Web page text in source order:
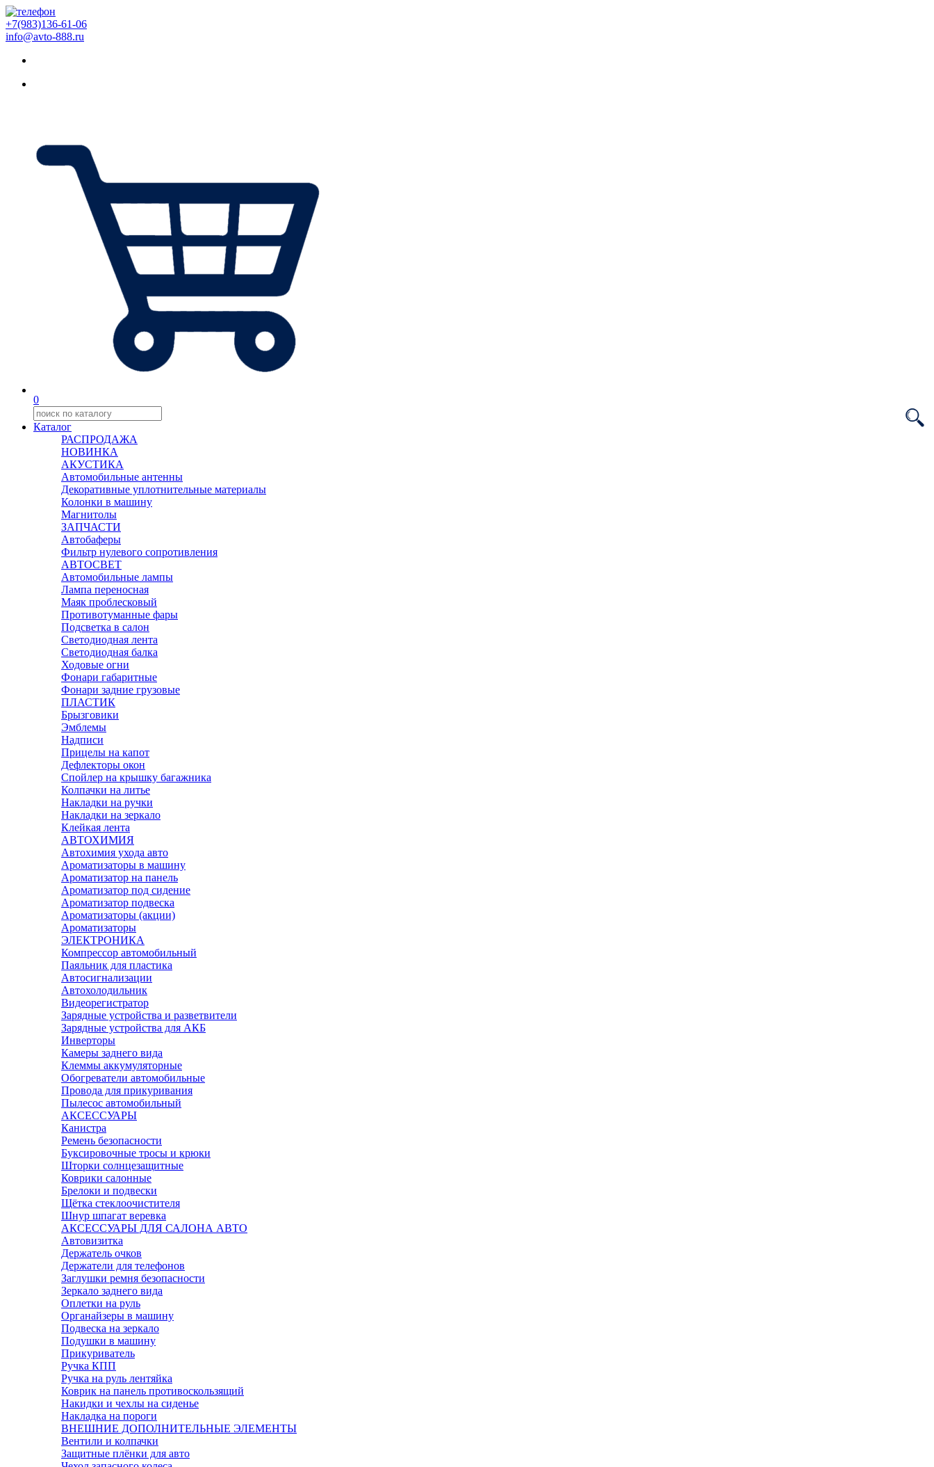
+7(983)136-61-06
info@avto-888.ru
0
Каталог
РАСПРОДАЖА
НОВИНКА
АКУСТИКА
Автомобильные антенны
Декоративные уплотнительные материалы
Колонки в машину
Магнитолы
ЗАПЧАСТИ
Автобаферы
Фильтр нулевого сопротивления
АВТОСВЕТ
Автомобильные лампы
Лампа переносная
Маяк проблесковый
Противотуманные фары
Подсветка в салон
Светодиодная лента
Светодиодная балка
Ходовые огни
Фонари габаритные
Фонари задние грузовые
ПЛАСТИК
Брызговики
Эмблемы
Надписи
Прицелы на капот
Дефлекторы окон
Спойлер на крышку багажника
Колпачки на литье
Накладки на ручки
Накладки на зеркало
Клейкая лента
АВТОХИМИЯ
Автохимия ухода авто
Ароматизаторы в машину
Ароматизатор на панель
Ароматизатор под сидение
Ароматизатор подвеска
Ароматизаторы (акции)
Ароматизаторы
ЭЛЕКТРОНИКА
Компрессор автомобильный
Паяльник для пластика
Автосигнализации
Автохолодильник
Видеорегистратор
Зарядные устройства и разветвители
Зарядные устройства для АКБ
Инверторы
Камеры заднего вида
Клеммы аккумуляторные
Обогреватели автомобильные
Провода для прикуривания
Пылесос автомобильный
АКСЕССУАРЫ
Канистра
Ремень безопасности
Буксировочные тросы и крюки
Шторки солнцезащитные
Коврики салонные
Брелоки и подвески
Щётка стеклоочистителя
Шнур шпагат веревка
АКСЕССУАРЫ ДЛЯ САЛОНА АВТО
Автовизитка
Держатель очков
Держатели для телефонов
Заглушки ремня безопасности
Зеркало заднего вида
Оплетки на руль
Органайзеры в машину
Подвеска на зеркало
Подушки в машину
Прикуриватель
Ручка КПП
Ручка на руль лентяйка
Коврик на панель противоскользящий
Накидки и чехлы на сиденье
Накладка на пороги
ВНЕШНИЕ ДОПОЛНИТЕЛЬНЫЕ ЭЛЕМЕНТЫ
Вентили и колпачки
Защитные плёнки для авто